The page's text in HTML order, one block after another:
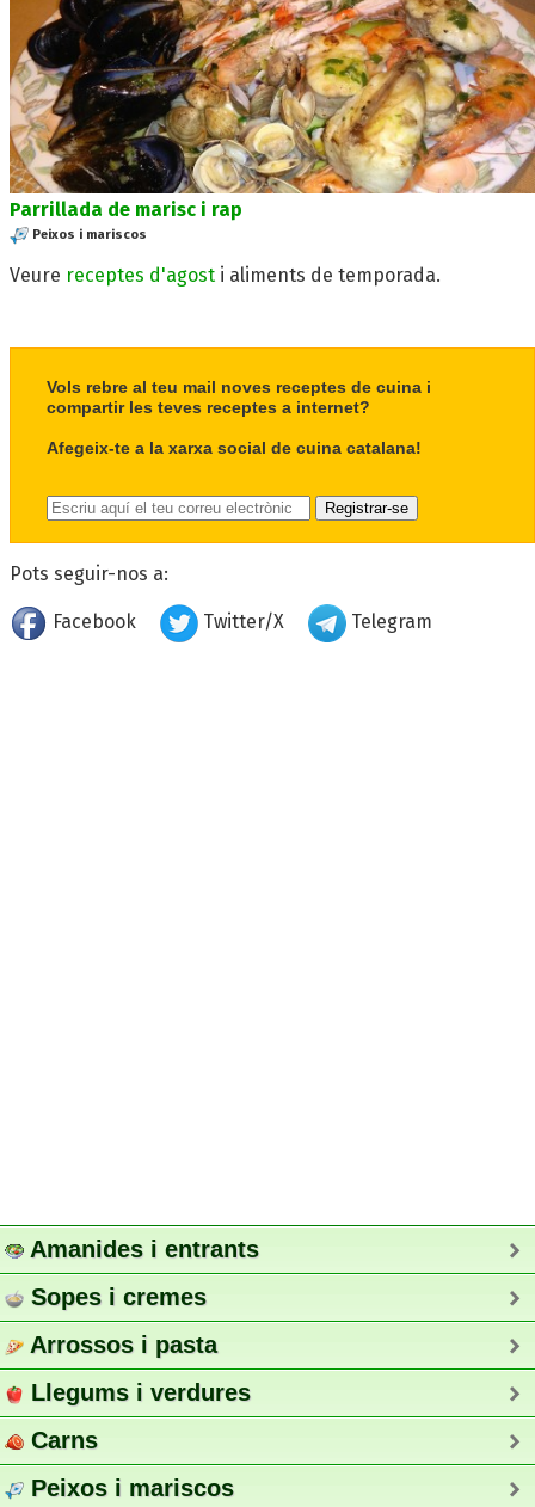
Parrillada de marisc i rap
Peixos i mariscos
Veure receptes d'agost i aliments de temporada.
Vols rebre al teu mail noves receptes de cuina i
compartir les teves receptes a internet?
Afegeix-te a la xarxa social de cuina catalana!
Pots seguir-nos a:
Facebook Twitter/X Telegram
Amanides i entrants
Sopes i cremes
Arrossos i pasta
Llegums i verdures
Carns
Peixos i mariscos